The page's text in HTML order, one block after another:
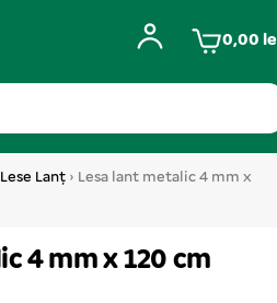
0,00
Lese Lanț › Lesa lant metalic 4 mm x
4 mm x 120 cm